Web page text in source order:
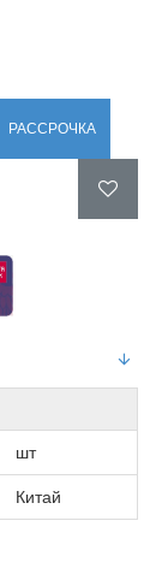
РАССРОЧКА
шт
Китай